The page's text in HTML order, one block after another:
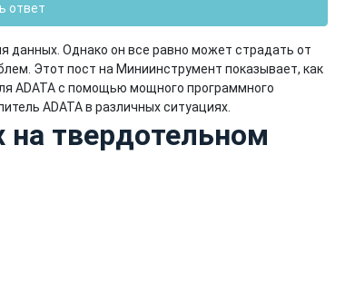
ответ
данных. Однако он все равно может страдать от
Этот пост на Миниинструмент показывает, как
ADATA с помощью мощного программного
ADATA в различных ситуациях.
твердотельном